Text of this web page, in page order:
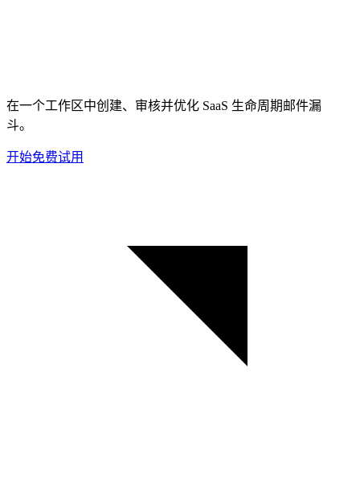
在一个工作区中创建、审核并优化 SaaS 生命周期邮件漏
斗。
开始免费试用